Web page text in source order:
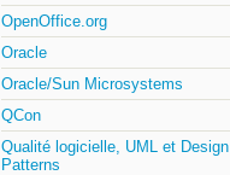
OpenOffice.org
Oracle
Oracle/Sun Microsystems
QCon
Qualité logicielle, UML et Design
Patterns